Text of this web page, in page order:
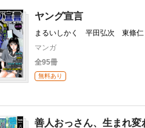
ヤング宣言
まるいしかく 平田弘次 東條
路むつみ 五月五日 白虎丸
マンガ
全95冊
無料あり
善人おっさん、生まれ変